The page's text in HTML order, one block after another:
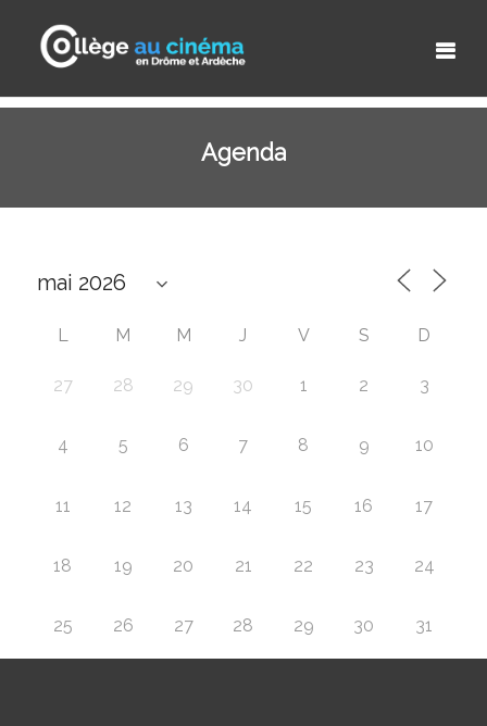
Agenda
L M M J V S D
27 28 29 30 1 2 3
4 5 6 7 8 9 10
11 12 13 14 15 16 17
18 19 20 21 22 23 24
25 26 27 28 29 30 31